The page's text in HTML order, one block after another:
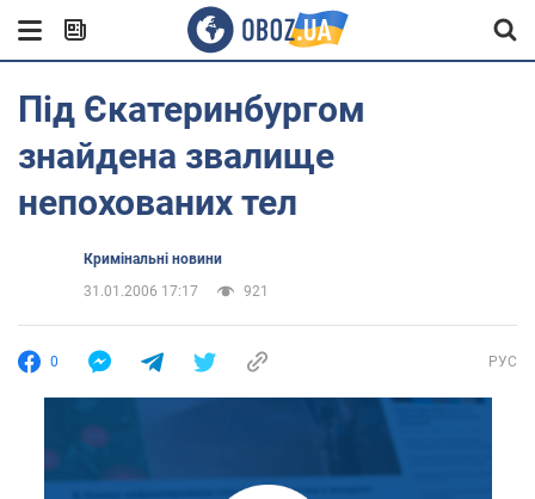
Під Єкатеринбургом
знайдена звалище
непохованих тел
Кримінальні новини
31.01.2006 17:17
921
0 РУС